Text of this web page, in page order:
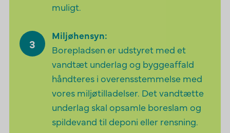
muligt.
Miljøhensyn:
Borepladsen er udstyret med et
vandtæt underlag og byggeaffald
håndteres i overensstemmelse med
vores miljøtilladelser. Det vandtætte
underlag skal opsamle boreslam og
spildevand til deponi eller rensning.